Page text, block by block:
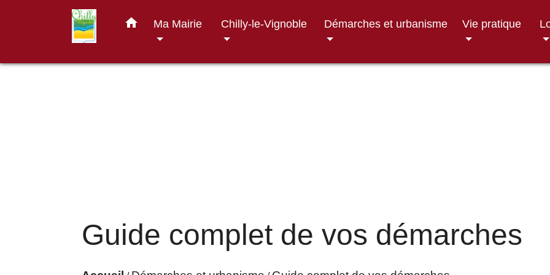
home Ma Mairie Chilly-le-Vignoble Démarches et urbanisme Vie pratique
Guide complet de vos démarches